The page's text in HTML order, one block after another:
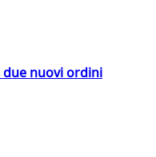
nuovi ordini